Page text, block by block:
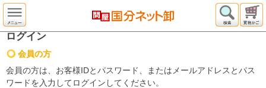
ログイン
会員の方
会員の方は、お客様IDとパスワード、またはメールアドレスとパス
ワードを入力してログインしてください。